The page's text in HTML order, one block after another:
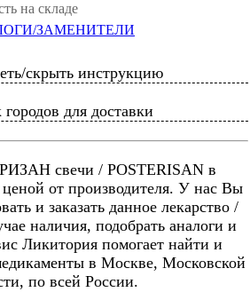
на складе
ЗАМЕНИТЕЛИ
скрыть инструкцию
для доставки
свечи / POSTERISAN в
ценой от производителя. У нас Вы
и заказать данное лекарство /
наличия, подобрать аналоги и
Ликитория помогает найти и
в Москве, Московской
по всей России.